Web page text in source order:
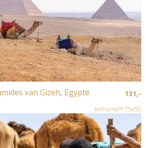
van Gizeh, Egypte 131,-
ArtFrame™ 75x50